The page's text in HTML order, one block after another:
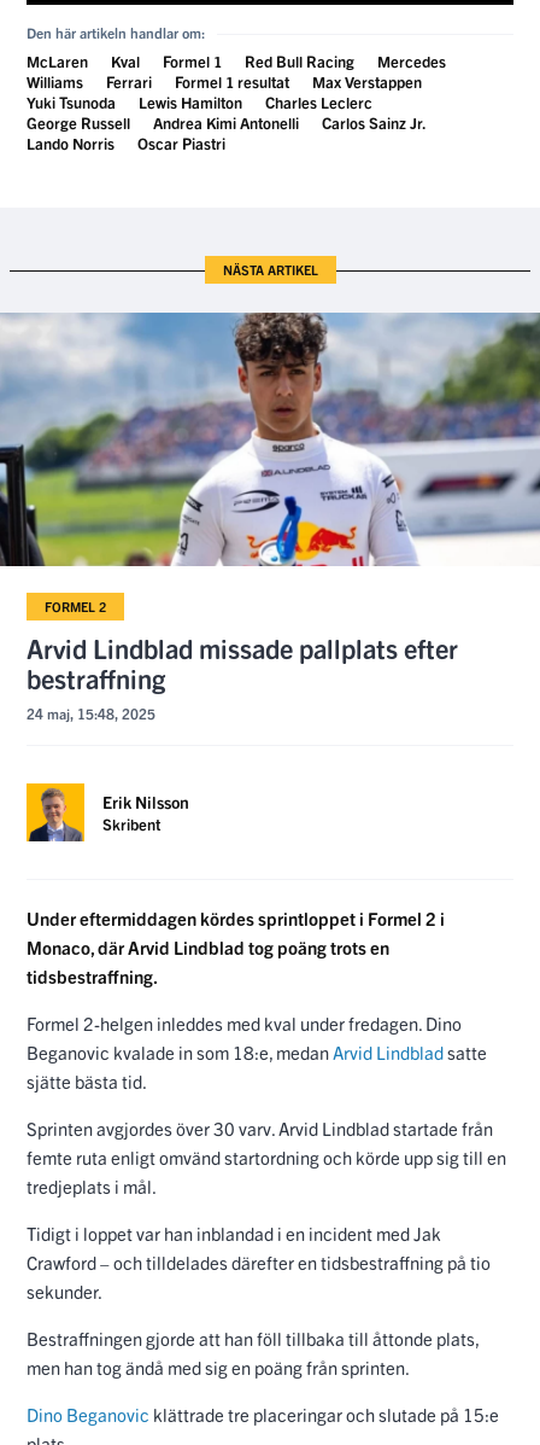
Den här artikeln handlar om:
McLaren Kval Formel 1 Red Bull Racing
Mercedes
Williams
Ferrari Formel 1 resultat
Max Verstappen
Yuki Tsunoda
Lewis Hamilton
Charles Leclerc
George Russell
Andrea Kimi Antonelli
Carlos Sainz Jr.
Lando Norris
Oscar Piastri
NÄSTA ARTIKEL
FORMEL 2
Arvid Lindblad missade pallplats efter
bestraffning
24 maj, 15:48, 2025
Erik Nilsson
Skribent
Under eftermiddagen kördes sprintloppet i Formel 2 i
Monaco, där Arvid Lindblad tog poäng trots en
tidsbestraffning.
Formel 2-helgen inleddes med kval under fredagen. Dino
Beganovic kvalade in som 18:e, medanArvid Lindbladsatte
sjätte bästa tid.
Sprinten avgjordes över 30 varv. Arvid Lindblad startade från
femte ruta enligt omvänd startordning och körde upp sig till en
tredjeplats i mål.
Tidigt i loppet var han inblandad i en incident med Jak
Crawford – och tilldelades därefter en tidsbestraffning på tio
sekunder.
Bestraffningen gjorde att han föll tillbaka till åttonde plats,
men han tog ändå med sig en poäng från sprinten.
Dino Beganovic klättrade tre placeringar och slutade på 15:e